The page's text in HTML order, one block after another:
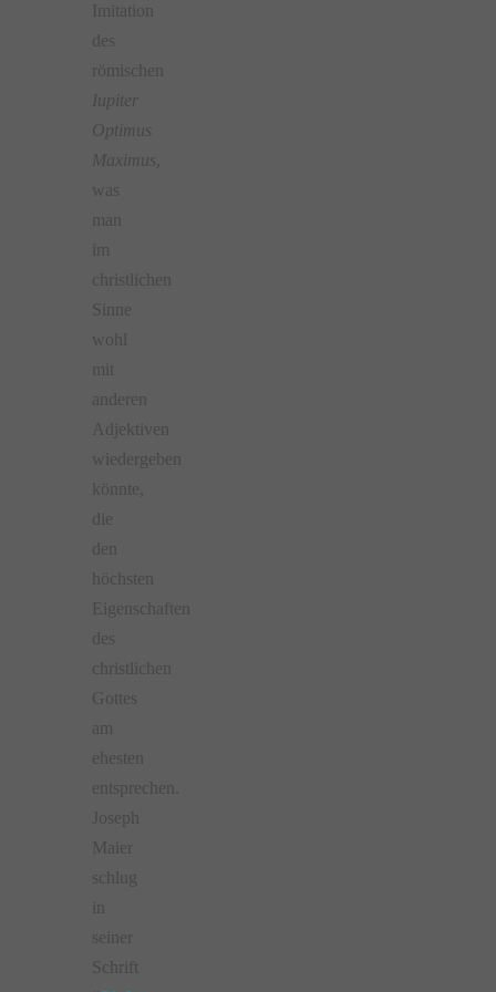
Imitation
des
römischen
Iupiter
Optimus
Maximus
was
man
im
christlichen
Sinne
wohl
mit
anderen
Adjektiven
wiedergeben
könnte,
die
den
höchsten
Eigenschaften
des
christlichen
Gottes
am
ehesten
entsprechen.
Joseph
Maier
schlug
seiner
Schrift